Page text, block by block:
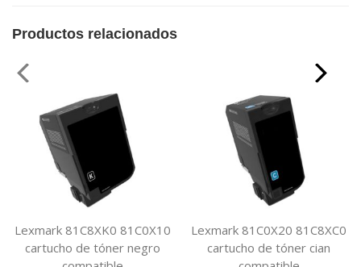
Productos relacionados
Lexmark 81C8XK0 81C0X10
cartucho de tóner negro
Lexmark 81C0X20 81C8XC0
cartucho de tóner cian